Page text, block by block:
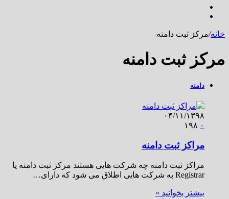
خانه/مرکز ثبت دامنه
مرکز ثبت دامنه
دامنه
۰۴/۱۱/۱۳۹۸
۰
مراکز ثبت دامنه
مراکز ثبت دامنه چه شرکت هایی هستند مرکز ثبت دامنه یا
Registrar به شرکت هایی اطلاق می شود که دارای…
بیشتر بخوانید »